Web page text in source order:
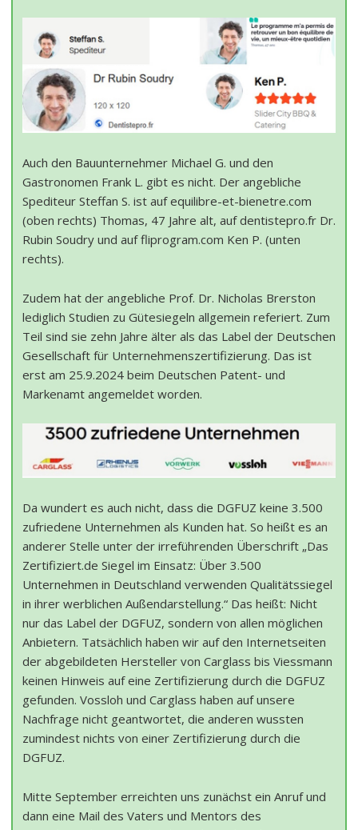
Auch den Bauunternehmer Michael G. und den
Gastronomen Frank L. gibt es nicht. Der angebliche
Spediteur Steffan S. ist auf equilibre-et-bienetre.com
(oben rechts) Thomas, 47 Jahre alt, auf dentistepro.fr Dr.
Rubin Soudry und auf fliprogram.com Ken P. (unten
rechts).
Zudem hat der angebliche Prof. Dr. Nicholas Brerston
lediglich Studien zu Gütesiegeln allgemein referiert. Zum
Teil sind sie zehn Jahre älter als das Label der Deutschen
Gesellschaft für Unternehmenszertifizierung. Das ist
erst am 25.9.2024 beim Deutschen Patent- und
Markenamt angemeldet worden.
Da wundert es auch nicht, dass die DGFUZ keine 3.500
zufriedene Unternehmen als Kunden hat. So heißt es an
anderer Stelle unter der irreführenden Überschrift „Das
Zertifiziert.de Siegel im Einsatz: Über 3.500
Unternehmen in Deutschland verwenden Qualitätssiegel
in ihrer werblichen Außendarstellung.“ Das heißt: Nicht
nur das Label der DGFUZ, sondern von allen möglichen
Anbietern. Tatsächlich haben wir auf den Internetseiten
der abgebildeten Hersteller von Carglass bis Viessmann
keinen Hinweis auf eine Zertifizierung durch die DGFUZ
gefunden. Vossloh und Carglass haben auf unsere
Nachfrage nicht geantwortet, die anderen wussten
zumindest nichts von einer Zertifizierung durch die
DGFUZ.
Mitte September erreichten uns zunächst ein Anruf und
dann eine Mail des Vaters und Mentors des